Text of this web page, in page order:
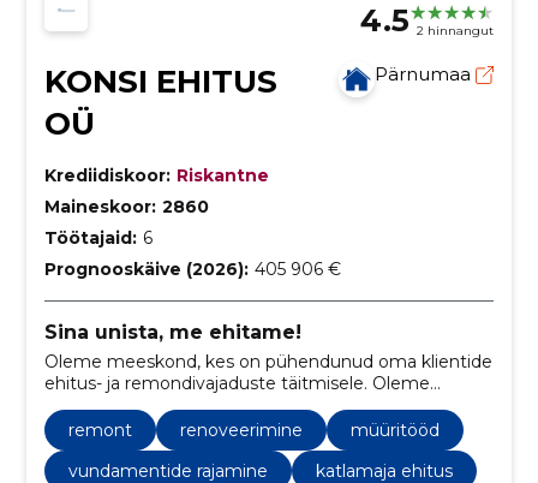
4.5 2 hinnangut
KONSI EHITUS
OÜ
Pärnumaa
Krediidiskoor: Riskantne
Maineskoor: 2860
Töötajaid: 6
Prognooskäive (2026): 405 906 €
Sina unista, me ehitame!
Oleme meeskond, kes on pühendunud oma klientide
ehitus- ja remondivajaduste täitmisele. Oleme
spetsialiseerunud erinevate ehitusprojektide
läbiviimisele, sealhulgas eramute, korterelamute,
garaažide ja bürooruumide ehitusele ja
renoveerimisele.
remont renoveerimine
müüritööd
vundamentide rajamine
katlamaja ehitus